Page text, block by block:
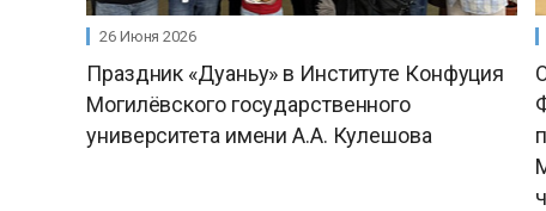
26 Июня 2026
Праздник «Дуаньу» в Институте Конфуция
Могилёвского государственного
университета имени А.А. Кулешова